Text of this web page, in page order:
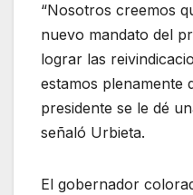
“Nosotros creemos
nuevo mandato del
lograr las
estamos plenamente
presidente se le dé
señaló Urbieta.
El gobernador